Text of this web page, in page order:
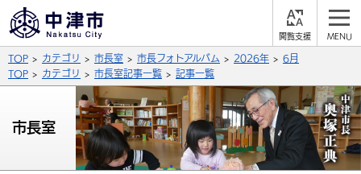
支
背景色
青 白
文字の大きさ
拡大 標準 縮小
公式SNS
X (Twitter) YouTube
サイト内検索
TOP カテゴリ 市長室 市長フォトアルバム 2026年
6月
TOP
カテゴリ 市長室記事一覧 記事一覧
市長室